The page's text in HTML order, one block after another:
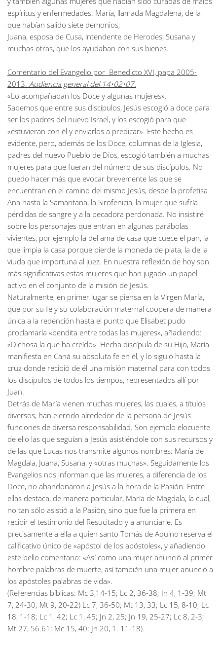
espíritus y enfermedades: María, llamada Magdalena, de la
que habían salido siete demonios;
Juana, esposa de Cusa, intendente de Herodes, Susana y
muchas otras, que los ayudaban con sus bienes.
Comentario del Evangelio por Benedicto XVI, papa 2005-
2013. Audiencia general del 14•02•07.
«Lo acompañaban los Doce y algunas mujeres».
Sabemos que entre sus discípulos, Jesús escogió a doce para
ser los padres del nuevo Israel, y los escogió para que
«estuvieran con él y enviarlos a predicar». Este hecho es
evidente, pero, además de los Doce, columnas de la Iglesia,
padres del nuevo Pueblo de Dios, escogió también a muchas
mujeres para que fueran del número de sus discípulos. No
puedo hacer más que evocar brevemente las que se
encuentran en el camino del mismo Jesús, desde la profetisa
Ana hasta la Samaritana, la Sirofenicia, la mujer que sufría
pérdidas de sangre y a la pecadora perdonada. No insistiré
sobre los personajes que entran en algunas parábolas
vivientes, por ejemplo la del ama de casa que cuece el pan, la
que limpia la casa porque pierde la moneda de plata, la de la
viuda que importuna al juez. En nuestra reflexión de hoy son
más significativas estas mujeres que han jugado un papel
activo en el conjunto de la misión de Jesús.
Naturalmente, en primer lugar se piensa en la Virgen María,
que por su fe y su colaboración maternal coopera de manera
única a la redención hasta el punto que Elisabet pudo
proclamarla «bendita entre todas las mujeres», añadiendo:
«Dichosa la que ha creído». Hecha discípula de su Hijo, María
manifiesta en Caná su absoluta fe en él, y lo siguió hasta la
cruz donde recibió de él una misión maternal para con todos
los discípulos de todos los tiempos, representados allí por
Juan.
Detrás de María vienen muchas mujeres, las cuales, a títulos
diversos, han ejercido alrededor de la persona de Jesús
funciones de diversa responsabilidad. Son ejemplo elocuente
de ello las que seguían a Jesús asistiéndole con sus recursos y
de las que Lucas nos transmite algunos nombres: María de
Magdala, Juana, Susana, y «otras muchas». Seguidamente los
Evangelios nos informan que las mujeres, a diferencia de los
Doce, no abandonaron a Jesús a la hora de la Pasión. Entre
ellas destaca, de manera particular, María de Magdala, la cual,
no tan sólo asistió a la Pasión, sino que fue la primera en
recibir el testimonio del Resucitado y a anunciarle. Es
precisamente a ella a quien santo Tomás de Aquino reserva el
calificativo único de «apóstol de los apóstoles», y añadiendo
este bello comentario: «Así como una mujer anunció al primer
hombre palabras de muerte, así también una mujer anunció a
los apóstoles palabras de vida».
(Referencias bíblicas: Mc 3,14-15; Lc 2, 36-38; Jn 4, 1-39; Mt
7, 24-30; Mt 9, 20-22) Lc 7, 36-50; Mt 13, 33; Lc 15, 8-10; Lc
18, 1-18; Lc 1, 42; Lc 1, 45; Jn 2, 25; Jn 19, 25-27; Lc 8, 2-3;
Mt 27, 56.61; Mc 15, 40; Jn 20, 1. 11-18).